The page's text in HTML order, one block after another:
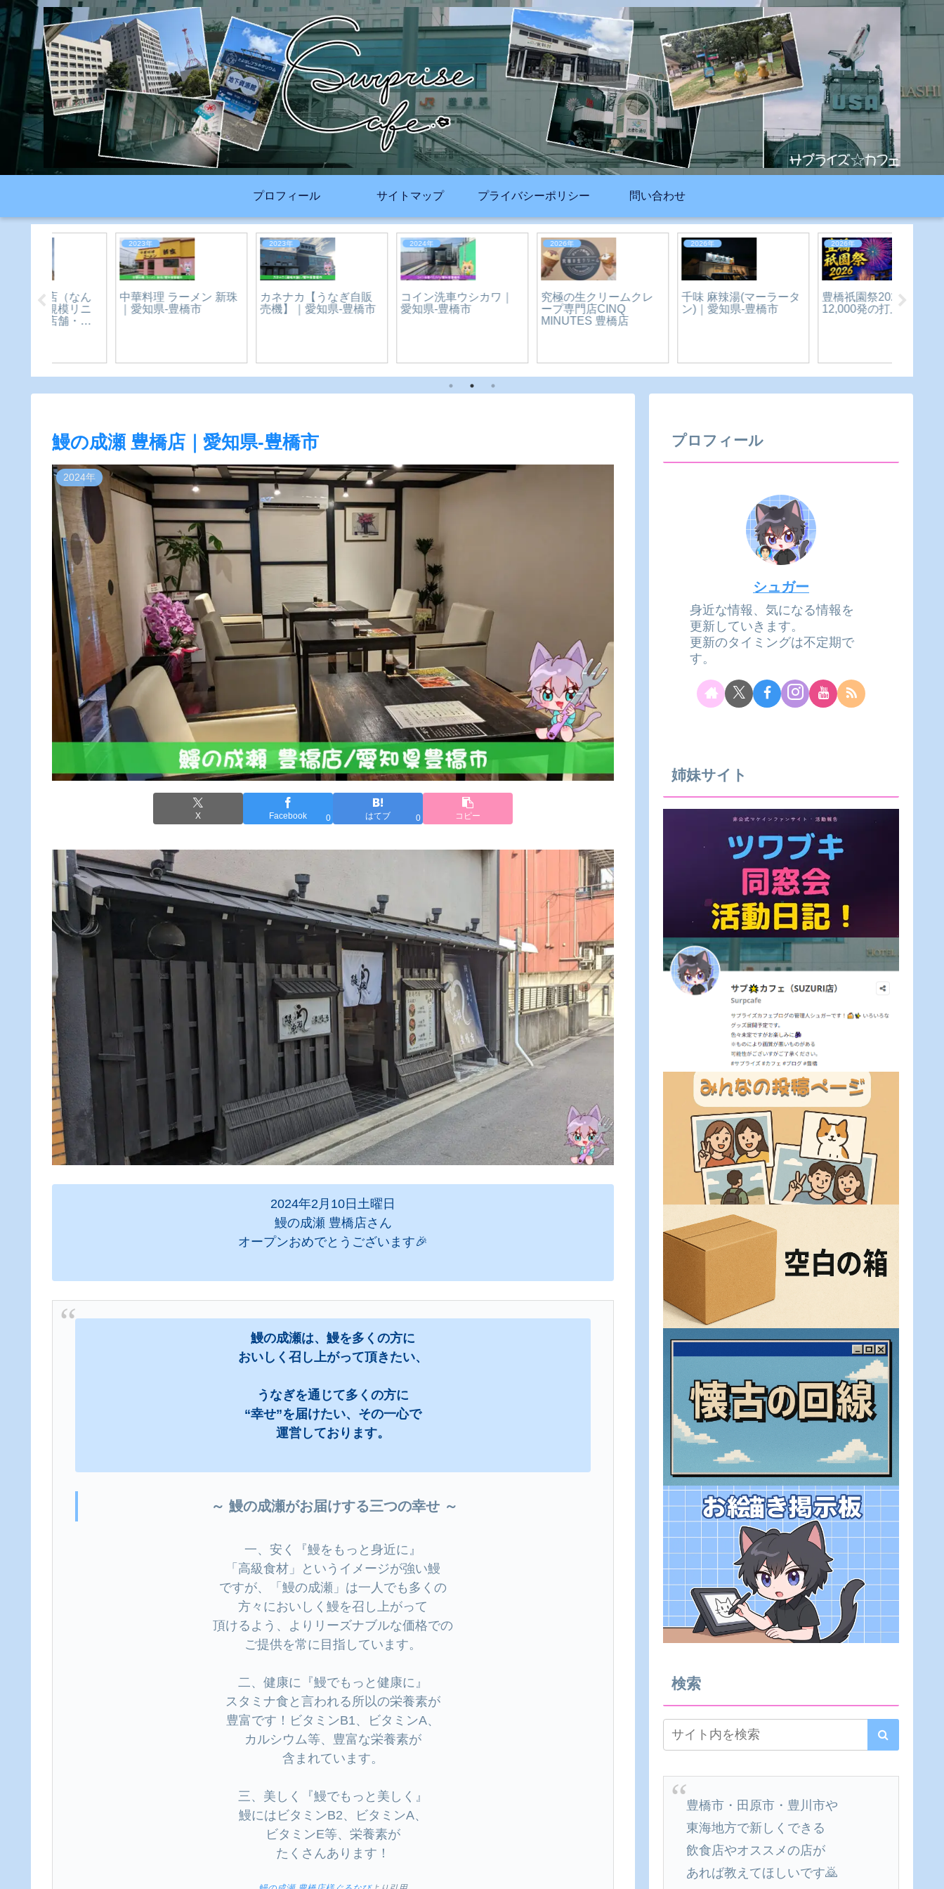
プロフィール サイトマップ プライバシーポリシー 問い合わせ
豊橋祇園祭2026｜約
12,000発の打上花火
【ニンニクを入れて下
さい。が目立つ赤い屋
【2026年最新版】X（旧
Twitter）のアカウント
ダンボール＆新聞＆雑
📰【2026年6月版】東三
鰻の成瀬 豊橋店｜愛知県-豊橋市
2024年
X Facebook 0 はてブ 0 コピー
2024年2月10日土曜日
鰻の成瀬 豊橋店さん
オープンおめでとうございます🎉
鰻の成瀬は、鰻を多くの方に
おいしく召し上がって頂きたい、
うなぎを通じて多くの方に
“幸せ”を届けたい、その一心で
運営しております。
～ 鰻の成瀬がお届けする三つの幸せ ～
一、安く『鰻をもっと身近に』
「高級食材」というイメージが強い鰻
ですが、「鰻の成瀬」は一人でも多くの
方々においしく鰻を召し上がって
頂けるよう、よりリーズナブルな価格での
ご提供を常に目指しています。
二、健康に『鰻でもっと健康に』
スタミナ食と言われる所以の栄養素が
豊富です！ビタミンB1、ビタミンA、
カルシウム等、豊富な栄養素が
含まれています。
三、美しく『鰻でもっと美しく』
鰻にはビタミンB2、ビタミンA、
ビタミンE等、栄養素が
たくさんあります！
プロフィール
シュガー
身近な情報、気になる情報を
更新していきます。
更新のタイミングは不定期で
す。
姉妹サイト
検索
豊橋市・田原市・豊川市や
東海地方で新しくできる
飲食店やオススメの店が
あれば教えてほしいです🙇